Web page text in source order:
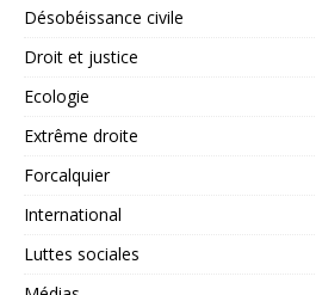
Désobéissance civile
Droit et justice
Ecologie
Extrême droite
Forcalquier
International
Luttes sociales